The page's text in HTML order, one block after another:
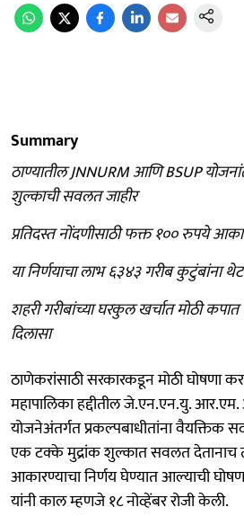
Summary
ठाण्यातील JNNURM आणि BSUP
शुल्काची सवलत जाहीर
प्रतिदस्त नोंदणीसाठी फक्त १०० रुपये
या निर्णयाचा लाभ ६३४३ गरीब कुटुंबांना
शहरी गरीबांच्या घरकुल खर्चात मोठी
दिलासा
ठाणेकरांसाठी सरकारकडून मोठी घोषणा
महापालिका हद्दीतील जे.एन.एन.यु.
योजनेअंतर्गत प्रकल्पबाधीतांना वैयक्तिक
एक टक्के मुद्रांक शुल्कात सवलत देतानाच
आकारण्याचा निर्णय घेण्यात आल्याची
यांनी काल म्हणजे १८ नोव्हेंबर रोजी केली.